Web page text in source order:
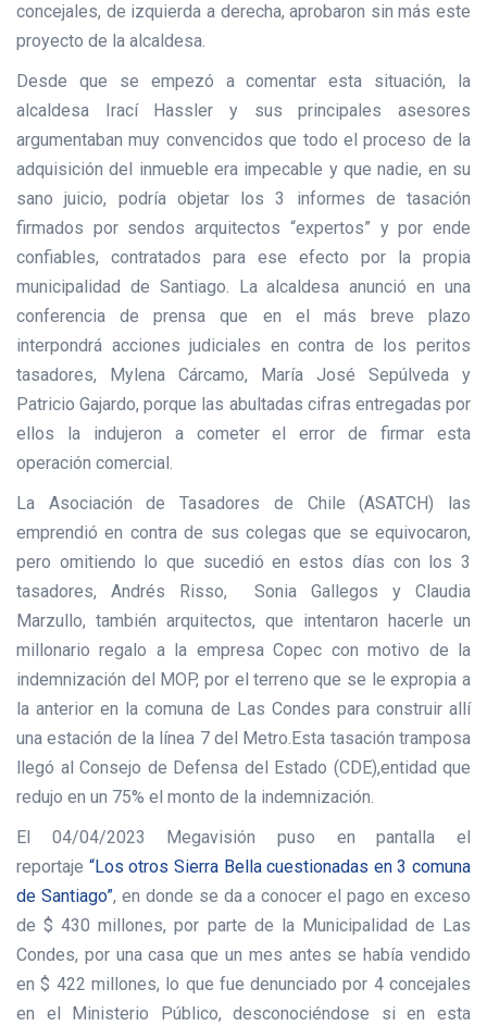
concejales, de izquierda a derecha, aprobaron sin más este
proyecto de la alcaldesa.
Desde que se empezó a comentar esta situación, la
alcaldesa Irací Hassler y sus principales asesores
argumentaban muy convencidos que todo el proceso de la
adquisición del inmueble era impecable y que nadie, en su
sano juicio, podría objetar los 3 informes de tasación
firmados por sendos arquitectos “expertos” y por ende
confiables, contratados para ese efecto por la propia
municipalidad de Santiago. La alcaldesa anunció en una
conferencia de prensa que en el más breve plazo
interpondrá acciones judiciales en contra de los peritos
tasadores, Mylena Cárcamo, María José Sepúlveda y
Patricio Gajardo, porque las abultadas cifras entregadas por
ellos la indujeron a cometer el error de firmar esta
operación comercial.
La Asociación de Tasadores de Chile (ASATCH) las
emprendió en contra de sus colegas que se equivocaron,
pero omitiendo lo que sucedió en estos días con los 3
tasadores, Andrés Risso, Sonia Gallegos y Claudia
Marzullo, también arquitectos, que intentaron hacerle un
millonario regalo a la empresa Copec con motivo de la
indemnización del MOP, por el terreno que se le expropia a
la anterior en la comuna de Las Condes para construir allí
una estación de la línea 7 del Metro.Esta tasación tramposa
llegó al Consejo de Defensa del Estado (CDE),entidad que
redujo en un 75% el monto de la indemnización.
El 04/04/2023 Megavisión puso en pantalla el
reportaje “Los otros Sierra Bella cuestionadas en 3 comuna
de Santiago”, en donde se da a conocer el pago en exceso
de $ 430 millones, por parte de la Municipalidad de Las
Condes, por una casa que un mes antes se había vendido
en $ 422 millones, lo que fue denunciado por 4 concejales
en el Ministerio Público, desconociéndose si en esta